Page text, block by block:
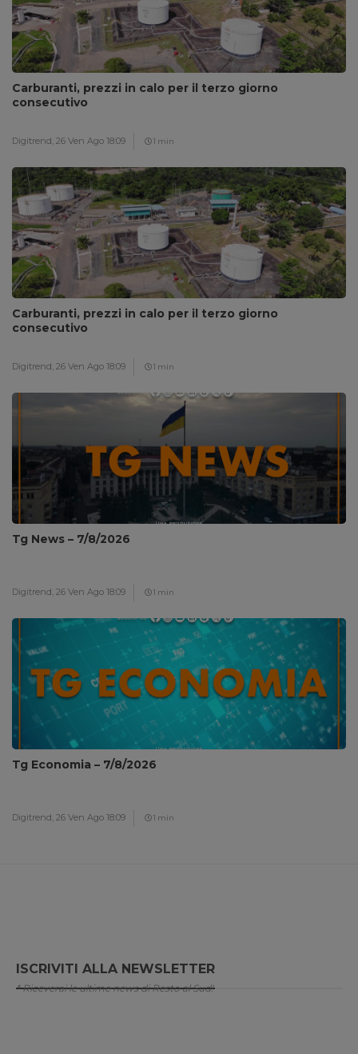
Carburanti, prezzi in calo per il terzo giorno
consecutivo
Digitrend, 26 Ven Ago 18:09 1 min
Carburanti, prezzi in calo per il terzo giorno
consecutivo
Digitrend, 26 Ven Ago 18:09 1 min
Tg News – 7/8/2026
Digitrend, 26 Ven Ago 18:09 1 min
Tg Economia – 7/8/2026
Digitrend, 26 Ven Ago 18:09 1 min
ISCRIVITI ALLA NEWSLETTER
* Riceverai le ultime news di Resto al Sud!